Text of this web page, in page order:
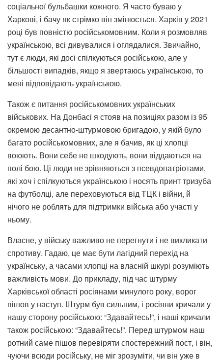
соціальної бульбашки кожного. Я часто буваю у
Харкові, і бачу як стрімко він змінюється. Харків у 2021
році був повністю російськомовним. Коли я розмовляв
українською, всі дивувалися і оглядалися. Звичайно,
тут є люди, які досі спілкуються російською, але у
більшості випадків, якщо я звертаюсь українською, то
мені відповідають українською.
Також є питання російськомовних українських
військових. На Донбасі я стояв на позиціях разом із 95
окремою десантно-штурмовою бригадою, у якій було
багато російськомовних, але я бачив, як ці хлопці
воюють. Вони себе не шкодують, вони віддаються на
полі бою. Ці люди не зрівняються з псевдопатріотами,
які хоч і спілкуються українською і носять принт тризуба
на футболці, але переховуються від ТЦК і війни, й
нічого не роблять для підтримки війська або участі у
ньому.
Власне, у війську важливо не перегнути і не викликати
спротиву. Гадаю, це має бути лагідний перехід на
українську, а часами хлопці на власній шкурі розуміють
важливість мови. До прикладу, під час штурму
Харківської області росіянами минулого року, ворог
пішов у наступ. Штурм був сильним, і росіяни кричали у
нашу сторону російською: “Здавайтесь!”, і наші кричали
також російською: “Здавайтесь!”. Перед штурмом наш
ротний саме пішов перевіряти спостережний пост, і він,
чуючи всюди російську, не міг зрозуміти, чи він уже в